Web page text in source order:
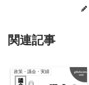
関連記事
政策・議会・実績